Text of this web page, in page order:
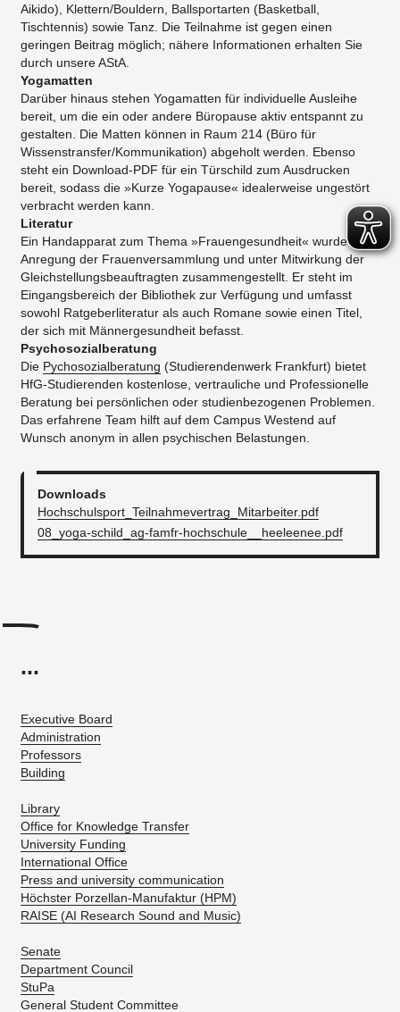
Aikido), Klettern/Bouldern, Ballsportarten (Basketball,
Tischtennis) sowie Tanz. Die Teilnahme ist gegen einen
geringen Beitrag möglich; nähere Informationen erhalten Sie
durch unsere AStA.
Yogamatten
Darüber hinaus stehen Yogamatten für individuelle Ausleihe
bereit, um die ein oder andere Büropause aktiv entspannt zu
gestalten. Die Matten können in Raum 214 (Büro für
Wissenstransfer/Kommunikation) abgeholt werden. Ebenso
steht ein Download-PDF für ein Türschild zum Ausdrucken
bereit, sodass die »Kurze Yogapause« idealerweise ungestört
verbracht werden kann.
Literatur
Ein Handapparat zum Thema »Frauengesundheit« wurde auf
Anregung der Frauenversammlung und unter Mitwirkung der
Gleichstellungsbeauftragten zusammengestellt. Er steht im
Eingangsbereich der Bibliothek zur Verfügung und umfasst
sowohl Ratgeberliteratur als auch Romane sowie einen Titel,
der sich mit Männergesundheit befasst.
Psychosozialberatung
Die Pychosozialberatung (Studierendenwerk Frankfurt) bietet
HfG-Studierenden kostenlose, vertrauliche und Professionelle
Beratung bei persönlichen oder studienbezogenen Problemen.
Das erfahrene Team hilft auf dem Campus Westend auf
Wunsch anonym in allen psychischen Belastungen.
Downloads
Hochschulsport_Teilnahmevertrag_Mitarbeiter.pdf
08_yoga-schild_ag-famfr-hochschule__heeleenee.pdf
...
Executive Board
Administration
Professors
Building
Library
Office for Knowledge Transfer
University Funding
International Office
Press and university communication
Höchster Porzellan-Manufaktur (HPM)
RAISE (AI Research Sound and Music)
Senate
Department Council
StuPa
General Student Committee